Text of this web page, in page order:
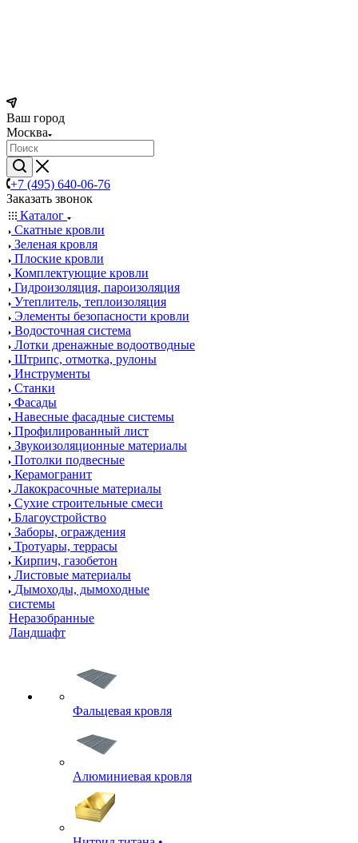
Ваш город
Москва
+7 (495) 640-06-76
Заказать звонок
Каталог
Скатные кровли
Зеленая кровля
Плоские кровли
Комплектующие кровли
Гидроизоляция, пароизоляция
Утеплитель, теплоизоляция
Элементы безопасности кровли
Водосточная система
Лотки дренажные водоотводные
Штрипс, отмотка, рулоны
Инструменты
Станки
Фасады
Навесные фасадные системы
Профилированный лист
Звукоизоляционные материалы
Потолки подвесные
Керамогранит
Лакокрасочные материалы
Сухие строительные смеси
Благоустройство
Заборы, ограждения
Тротуары, террасы
Кирпич, газобетон
Листовые материалы
Дымоходы, дымоходные
системы
Неразобранные
Ландшафт
Фальцевая кровля
Алюминиевая кровля